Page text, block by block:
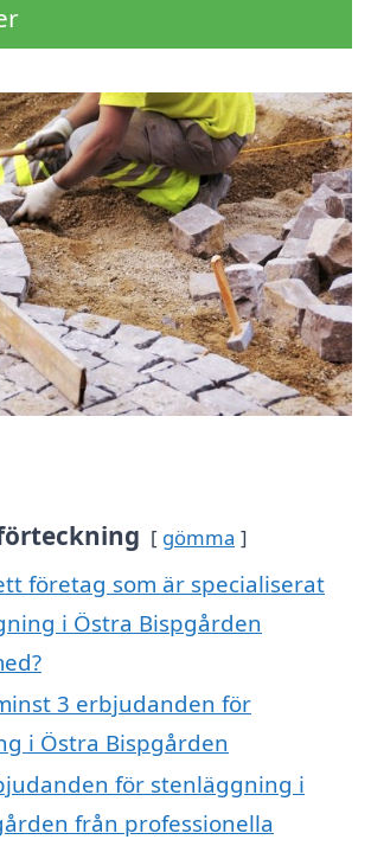
gömma
företag som är specialiserat
i Östra Bispgården
3 erbjudanden för
i Östra Bispgården
för stenläggning i
från professionella